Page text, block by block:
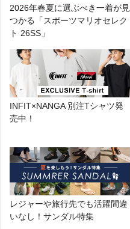
2026年春夏に選ぶべき一着が見
つかる「スポーツマリオセレク
ト 26SS」
INFIT×NANGA 別注Tシャツ発
売中！
レジャーや旅行先でも活躍間違
いなし！サンダル特集